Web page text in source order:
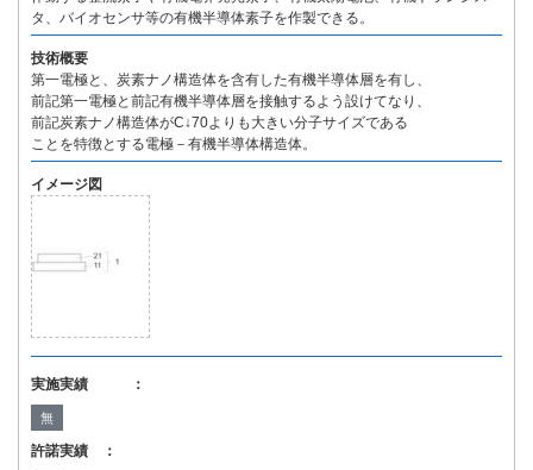
タ、バイオセンサ等の有機半導体素子を作製できる。
技術概要
第一電極と、炭素ナノ構造体を含有した有機半導体層を有し、
前記第一電極と前記有機半導体層を接触するよう設けてなり、
前記炭素ナノ構造体がC↓70よりも大きい分子サイズである
ことを特徴とする電極－有機半導体構造体。
イメージ図
実施実績 ：
無
許諾実績 ：